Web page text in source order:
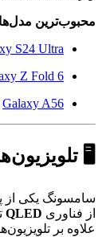
محبوب‌ترین
S24 Ultra
Z Fold 6
Galaxy A56
🖥️
سامسونگ یکی از
از فناوری QLED
علاوه بر